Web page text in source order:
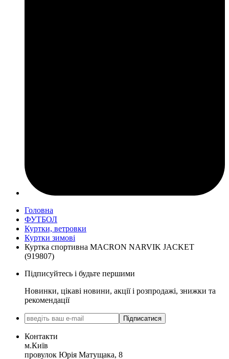
Головна
ФУТБОЛ
Куртки, ветровки
Куртки зимові
Куртка спортивна MACRON NARVIK JACKET
(919807)
Підписуйтесь і будьте першими
Новинки, цікаві новини, акції і розпродажі, знижки та
рекомендації
Підписатися
Контакти
м.Київ
провулок Юрія Матущака, 8